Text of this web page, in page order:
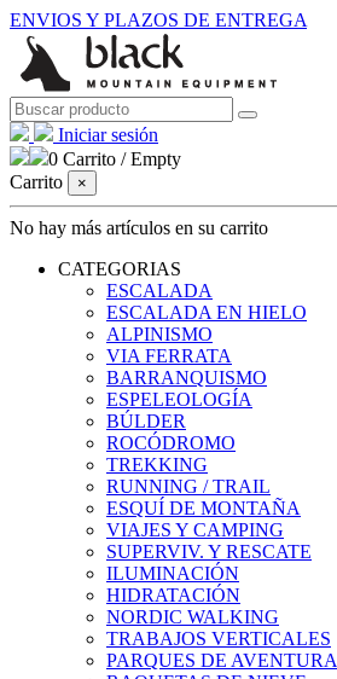
ENVIOS Y PLAZOS DE ENTREGA
Iniciar sesión
0 Carrito /Empty
Carrito
×
No hay más artículos en su carrito
CATEGORIAS
ESCALADA
ESCALADA EN HIELO
ALPINISMO
VIA FERRATA
BARRANQUISMO
ESPELEOLOGÍA
BÚLDER
ROCÓDROMO
TREKKING
RUNNING / TRAIL
ESQUÍ DE MONTAÑA
VIAJES Y CAMPING
SUPERVIV. Y RESCATE
ILUMINACIÓN
HIDRATACIÓN
NORDIC WALKING
TRABAJOS VERTICALES
PARQUES DE AVENTURA